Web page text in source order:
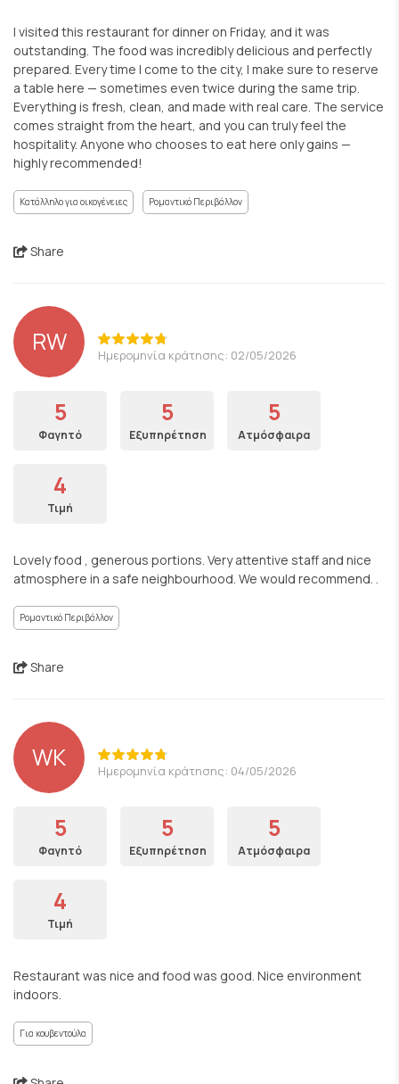
I visited this restaurant for dinner on Friday, and it was
outstanding. The food was incredibly delicious and perfectly
prepared. Every time I come to the city, I make sure to reserve
a table here — sometimes even twice during the same trip.
Everything is fresh, clean, and made with real care. The service
comes straight from the heart, and you can truly feel the
hospitality. Anyone who chooses to eat here only gains —
highly recommended!
Κατάλληλο για οικογένειες Ρομαντικό Περιβάλλον
Share
RW Ημερομηνία κράτησης: 02/05/2026
5
Φαγητό
5
Εξυπηρέτηση
5
Ατμόσφαιρα
4
Τιμή
Lovely food , generous portions. Very attentive staff and nice
atmosphere in a safe neighbourhood. We would recommend. .
Ρομαντικό Περιβάλλον
Share
WK Ημερομηνία κράτησης: 04/05/2026
5
Φαγητό
5
Εξυπηρέτηση
5
Ατμόσφαιρα
4
Τιμή
Restaurant was nice and food was good. Nice environment
indoors.
Για κουβεντούλα